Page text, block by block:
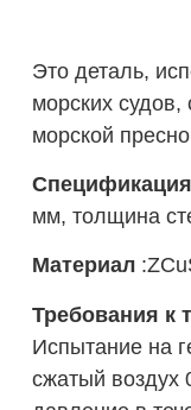
Это деталь,
морских судов,
морской
мм, толщина
Материал
Требования к
Испытание на
сжатый воздух